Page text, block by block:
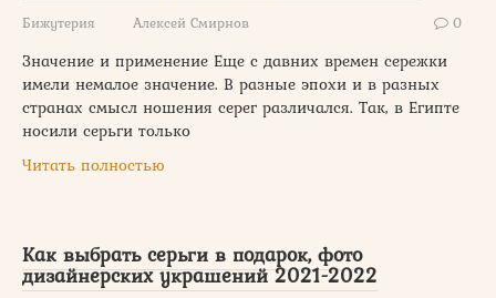
Бижутерия Алексей Смирнов 0
Значение и применение Еще с давних времен сережки
имели немалое значение. В разные эпохи и в разных
странах смысл ношения серег различался. Так, в Египте
носили серьги только
Читать полностью
Как выбрать серьги в подарок, фото
дизайнерских украшений 2021-2022